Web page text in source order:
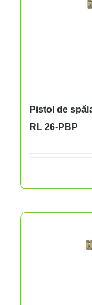
Pistol de
RL 26-PBP